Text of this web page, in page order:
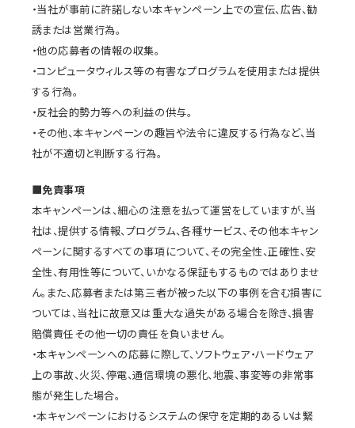
・当社が事前に許諾しない本キャンペーン上での宣伝、広告、勧
誘または営業行為。
・他の応募者の情報の収集。
・コンピュータウィルス等の有害なプログラムを使用または提供
する行為。
・反社会的勢力等への利益の供与。
・その他、本キャンペーンの趣旨や法令に違反する行為など、当
社が不適切と判断する行為。
■免責事項
本キャンペーンは、細心の注意を払って運営をしていますが、当
社は、提供する情報、プログラム、各種サービス、その他本キャン
ペーンに関するすべての事項について、その完全性、正確性、安
全性、有用性等について、いかなる保証もするものではありませ
ん。また、応募者または第三者が被った以下の事例を含む損害に
ついては、当社に故意又は重大な過失がある場合を除き、損害
賠償責任その他一切の責任を負いません。
・本キャンペーンへの応募に際して、ソフトウェア・ハードウェア
上の事故、火災、停電、通信環境の悪化、地震、事変等の非常事
態が発生した場合。
・本キャンペーンにおけるシステムの保守を定期的あるいは緊